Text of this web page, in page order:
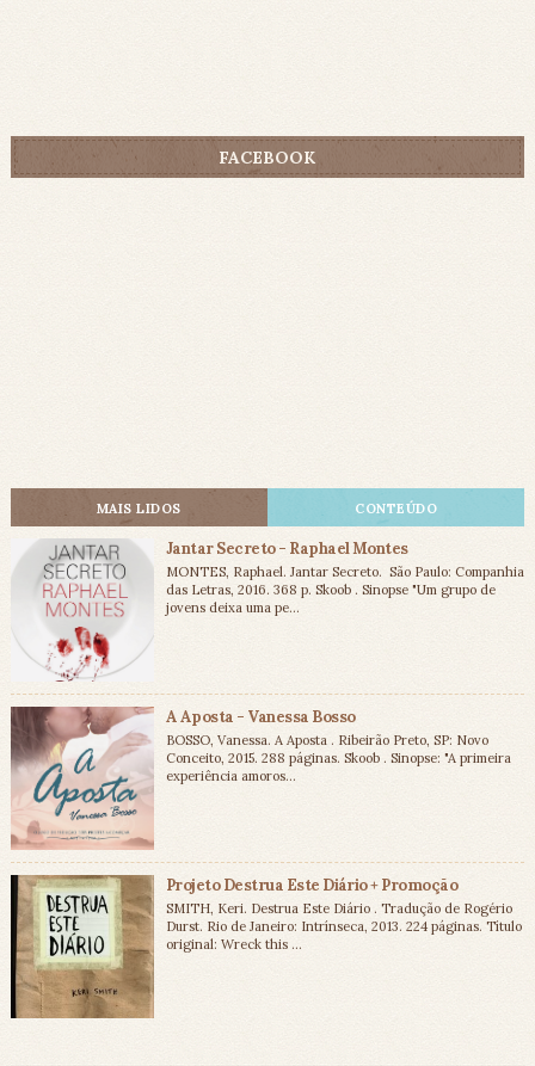
FACEBOOK
MAIS LIDOS CONTEÚDO
Jantar Secreto - Raphael Montes
MONTES, Raphael. Jantar Secreto. São Paulo: Companhia
das Letras, 2016. 368 p. Skoob . Sinopse "Um grupo de
jovens deixa uma pe...
A Aposta - Vanessa Bosso
BOSSO, Vanessa. A Aposta . Ribeirão Preto, SP: Novo
Conceito, 2015. 288 páginas. Skoob . Sinopse: "A primeira
experiência amoros...
Projeto Destrua Este Diário + Promoção
SMITH, Keri. Destrua Este Diário . Tradução de Rogério
Durst. Rio de Janeiro: Intrínseca, 2013. 224 páginas. Título
original: Wreck this ...